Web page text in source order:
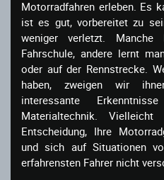
Motorradfahren erleben. Es
ist es gut, vorbereitet zu
weniger verletzt.
Fahrschule, andere lernt
oder auf der Rennstrecke.
haben, zweigen wir
interessante
Materialtechnik.
Entscheidung, Ihre
und sich auf Situationen
erfahrensten Fahrer nicht